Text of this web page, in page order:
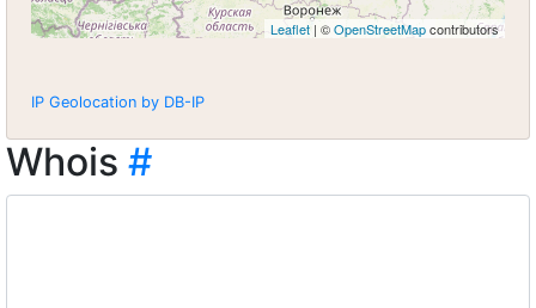
Leaflet | ©OpenStreetMapcontributors
IP Geolocation by DB-IP
Whois #